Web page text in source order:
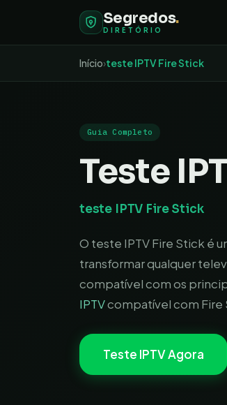
Segredos.
DIRETÓRIO
Início›teste IPTV Fire Stick
Guia Completo
Teste
teste IPTV Fire Stick
O teste IPTV Fire Stick é
transformar qualquer
compatível com os
IPTVcompatível com Fire
Teste IPTV Agora